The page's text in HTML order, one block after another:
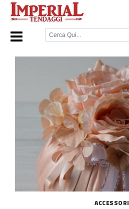
Home Page/Emy Ricami/
ACCESSORI